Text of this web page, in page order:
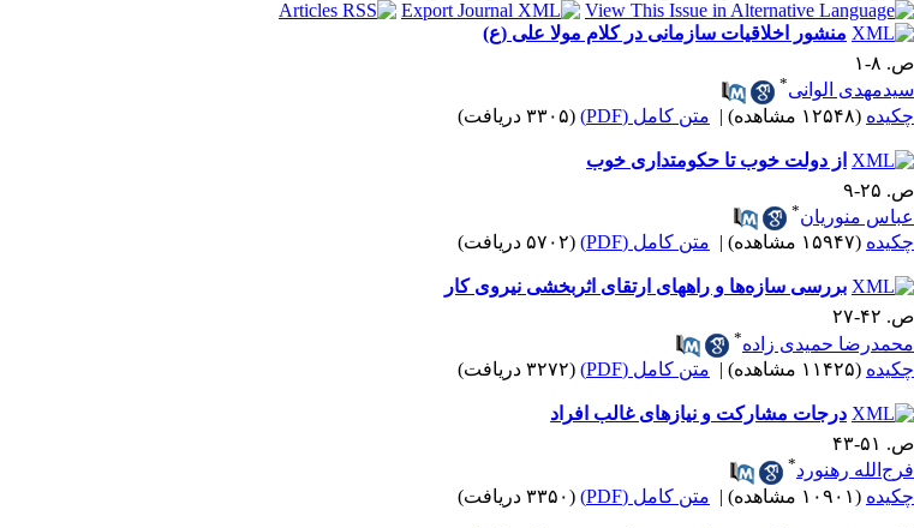
منشور اخلاقیات سازمانی در کلام مولا علی (ع)
ص. ۸-۱
سیدمهدی الوانی*
چکیده (۱۲۵۴۸ مشاهده) | متن کامل (PDF) (۳۳۰۵ دریافت)
از دولت خوب تا حکومتداری خوب
ص. ۲۵-۹
عباس منوریان*
چکیده (۱۵۹۴۷ مشاهده) | متن کامل (PDF) (۵۷۰۲ دریافت)
بررسی سازه‌ها و راههای ارتقای اثربخشی نیروی کار
ص. ۴۲-۲۷
محمدرضا حمیدی زاده*
چکیده (۱۱۴۲۵ مشاهده) | متن کامل (PDF) (۳۲۷۲ دریافت)
درجات مشارکت و نیازهای غالب افراد
ص. ۵۱-۴۳
فرج‌الله رهنورد*
چکیده (۱۰۹۰۱ مشاهده) | متن کامل (PDF) (۳۳۵۰ دریافت)